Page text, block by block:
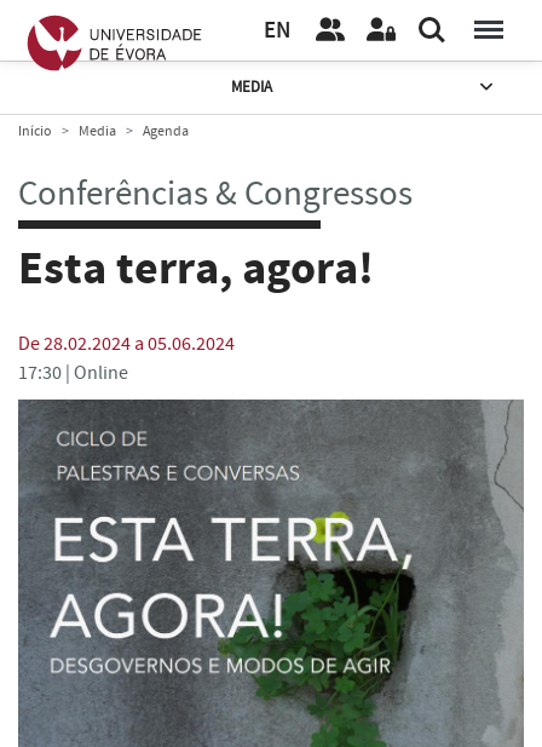
EN
MEDIA
Início Media Agenda
Conferências & Congressos
Esta terra, agora!
De 28.02.2024 a 05.06.2024
17:30 | Online